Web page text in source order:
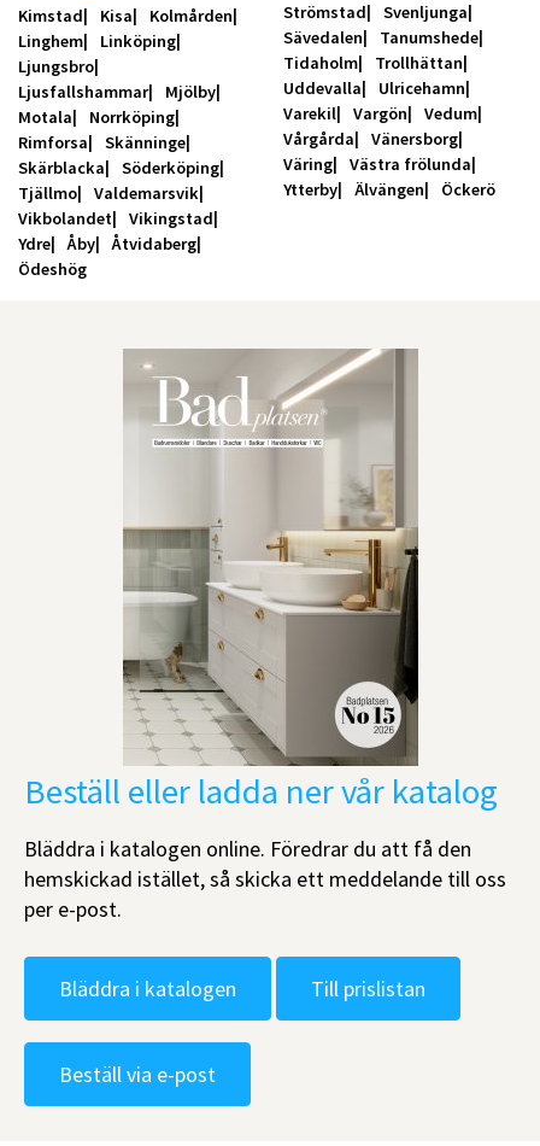
Kimstad Kisa
Kolmården
Linghem
Linköping
Ljungsbro
Ljusfallshammar
Mjölby
Motala
Norrköping
Rimforsa
Skänninge
Skärblacka
Söderköping
Tjällmo
Valdemarsvik
Vikbolandet
Vikingstad
Ydre
Åby
Åtvidaberg
Ödeshög
Strömstad
Svenljunga
Sävedalen
Tanumshede
Tidaholm
Trollhättan
Uddevalla
Ulricehamn
Varekil
Vargön
Vedum
Vårgårda
Vänersborg
Väring
Västra frölunda
Ytterby
Älvängen Öckerö
Beställ eller ladda ner vår katalog
Bläddra i katalogen online. Föredrar du att få den
hemskickad istället, så skicka ett meddelande till oss
per e-post.
Bläddra i katalogen Till prislistan
Beställ via e-post